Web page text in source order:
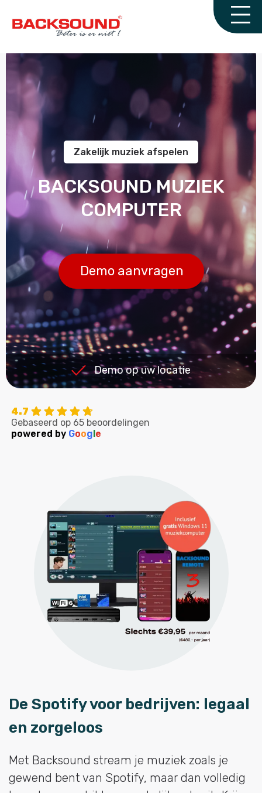
Zakelijk muziek afspelen
BACKSOUND MUZIEK
COMPUTER
Demo aanvragen
Demo op uw locatie
4.7
Gebaseerd op 65 beoordelingen
powered by Google
De Spotify voor bedrijven: legaal
en zorgeloos
Met Backsound stream je muziek zoals je
gewend bent van Spotify, maar dan volledig